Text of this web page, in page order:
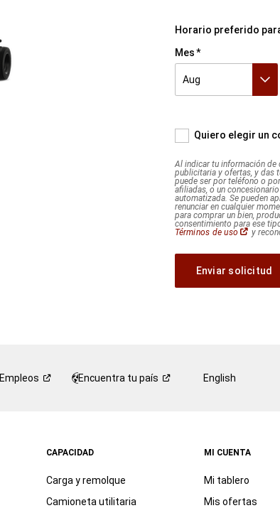
de
información
y
ofertas,
y
das
tu
consentimiento
ese
tipo
por
teléfono
texto,
representación
de
Horario preferido
Mes
Aug
Aug
Sep
Oct
Quiero elegir un
Al indicar tu información de
publicitaria y ofertas, y das
puede ser por teléfono o
afiliadas, o un
automatizada. Se pueden
renunciar en cualquier
para comprar un bien,
consentimiento para ese
Términos de uso (Abrir
nueva)
y
Empleos Encuentra tu país English
CAPACIDAD
Carga y remolque
Camioneta utilitaria
MI CUENTA
Mi tablero
Mis ofertas